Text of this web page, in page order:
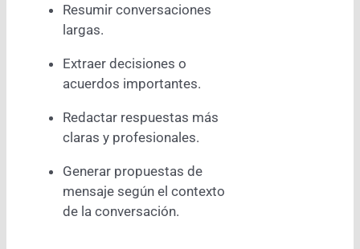
Resumir conversaciones
largas.
Extraer decisiones o
acuerdos importantes.
Redactar respuestas más
claras y profesionales.
Generar propuestas de
mensaje según el contexto
de la conversación.